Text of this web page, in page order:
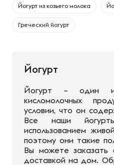
Йогурт из козьего молока
Греческий йогурт
Йогурт
Йогурт – один
кисломолочных
условии, что он
Все наши
использованием
поэтому они такие
Вы можете заказать
доставкой на дом.